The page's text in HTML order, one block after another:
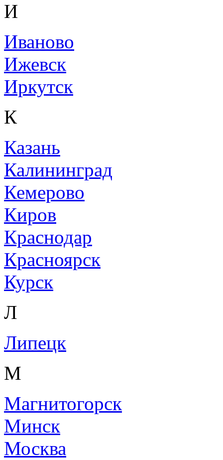
И
Иваново
Ижевск
Иркутск
К
Казань
Калининград
Кемерово
Киров
Краснодар
Красноярск
Курск
Л
Липецк
М
Магнитогорск
Минск
Москва